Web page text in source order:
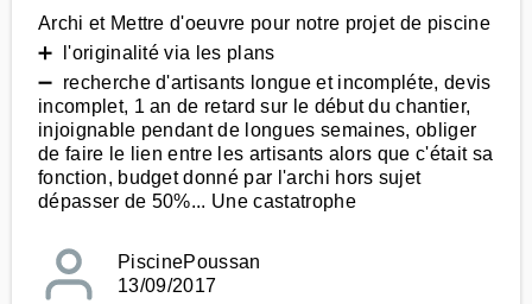
Archi et Mettre d'oeuvre pour notre projet de piscine
➕ l'originalité via les plans
➖ recherche d'artisants longue et incompléte, devis
incomplet, 1 an de retard sur le début du chantier,
injoignable pendant de longues semaines, obliger
de faire le lien entre les artisants alors que c'était sa
fonction, budget donné par l'archi hors sujet
dépasser de 50%... Une castatrophe
PiscinePoussan
13/09/2017